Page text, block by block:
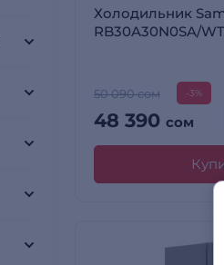
Холодильник
RB30A30N0SA/WT
50 090 сом -3%
48 390 сом